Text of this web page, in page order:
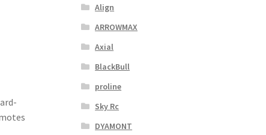
Align
ARROWMAX
Axial
BlackBull
proline
Sky Rc
DYAMONT